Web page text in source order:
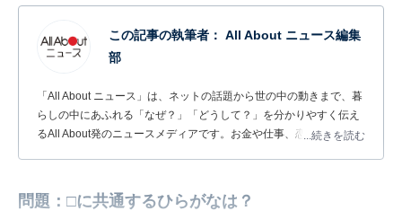
この記事の執筆者： All About ニュース編集
部
「All About ニュース」は、ネットの話題から世の中の動きまで、暮
らしの中にあふれる「なぜ？」「どうして？」を分かりやすく伝え
るAll About発のニュースメディアです。お金や仕事、恋愛、ITに関
...続きを読む
問題：□に共通するひらがなは？